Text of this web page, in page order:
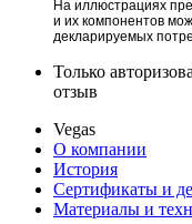
На иллюстрациях
и их компонентов
декларируемых
Только
отзыв
Vegas
О компании
История
Сертификаты и
Материалы и